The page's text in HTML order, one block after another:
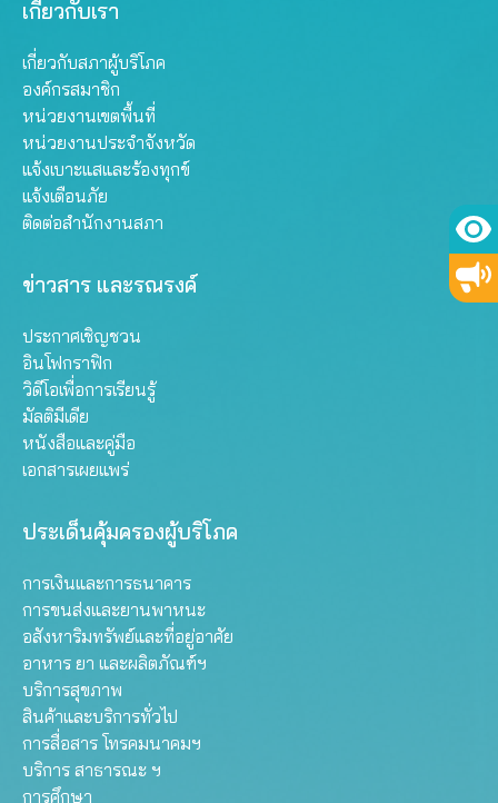
เกี่ยวกับเรา
เกี่ยวกับสภาผู้บริโภค
องค์กรสมาชิก
หน่วยงานเขตพื้นที่
หน่วยงานประจำจังหวัด
แจ้งเบาะแสและร้องทุกข์
แจ้งเตือนภัย
ติดต่อสำนักงานสภา
ข่าวสาร และรณรงค์
ประกาศเชิญชวน
อินโฟกราฟิก
วิดีโอเพื่อการเรียนรู้
มัลติมีเดีย
หนังสือและคู่มือ
เอกสารเผยแพร่
ประเด็นคุ้มครองผู้บริโภค
การเงินและการธนาคาร
การขนส่งและยานพาหนะ
อสังหาริมทรัพย์และที่อยู่อาศัย
อาหาร ยา และผลิตภัณฑ์ฯ
บริการสุขภาพ
สินค้าและบริการทั่วไป
การสื่อสาร โทรคมนาคมฯ
บริการ สาธารณะ ฯ
การศึกษา